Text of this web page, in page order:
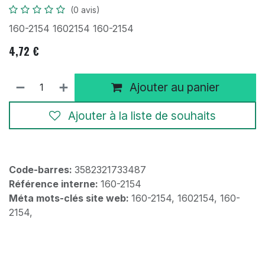
(0 avis)
160-2154 1602154 160-2154
4,72 €
Ajouter au panier
Ajouter à la liste de souhaits
Code-barres: 3582321733487
Référence interne: 160-2154
Méta mots-clés site web: 160-2154, 1602154, 160-
2154,